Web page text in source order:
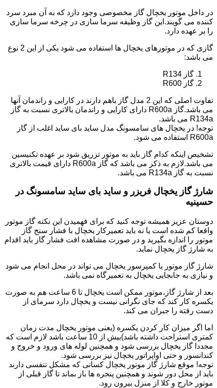
در داخل موتور یخچال گاز مخصوصی وجود دارد که به آن مبرد سرد
کننده می گویند.این گاز وظیفه سرما سازی در چرخه سرما سازی
را بر عهده دارد.
گازی که در موتورهای یخچال ها استفاده می شود یکی از این 2 نوع
می باشد:
گاز R134
گاز R600
تفاوت اصلی که این 2 مدل گاز باهم دارند در کارایی و راندمان آنها
می باشد.گاز R600a دارای کارایی و راندمان بالاتری نسبت به گاز
R134a می باشد.
توجه! در یخچال های سامسونگ مدل ساید بای ساید اغلب از گاز
R600a استفاده می شود.
تشخیص اینکه کدام گاز باید به موتور تزریق شود بر عهده تکنیسین
می باشد.لازم به ذکر می باشد که گاز R600a دارای قیمت بالاتری
نسبت به گاز R134a می باشد.
شارژ گاز یخچال فریزر و ساید بای ساید سامسونگ در
حسینیه
دوستان عزیز همیشه توجه کنید که برای فهمیدن این نکته گاز موتور
واقعا کم شده است یا نه باید تعمیرکار یخچال با فشار سنج گاز
موتور را اندازه بگیرید و در صورت مشاهده افت فشار گاز باید اقدام
به شارژ گاز یخچال نماید.
شارژ گاز موتور یا کمپرسور یخچال می تواند در محل انجام می شود
و نیازی به جابجایی یخچال به تعمیرگاه نمی باشد.
بعد از شارژ گاز،موتور ممکن است یخچال تا 6 ساعت هم به صورت
یکسره کار کند که جای نگرانی نیست و یخچال دارد سرمای از
دست رفته را جبران می کند.
اما اگر میزان کار کردن یکسره (یعنی موتور یخچال مدت زمان
کمتری استراحت داشته باشد)بیش از 10 ساعت باشد لازم است که
مجددا گاز یخچال بررسی شود و همچنین لوله های ورود و خروج و
کندانسور و حتی اواپراتور یخچال نیز بررسی شود.
توجه! موقع شارژ گاز موتور یخچال کسانی که مشکل تنفسی دارند
باید از محل دور شوند و همچنین پنجره ها باز بماند تا گاز قبلی از
موتور خارج و کلا از منزل بیرون رود.